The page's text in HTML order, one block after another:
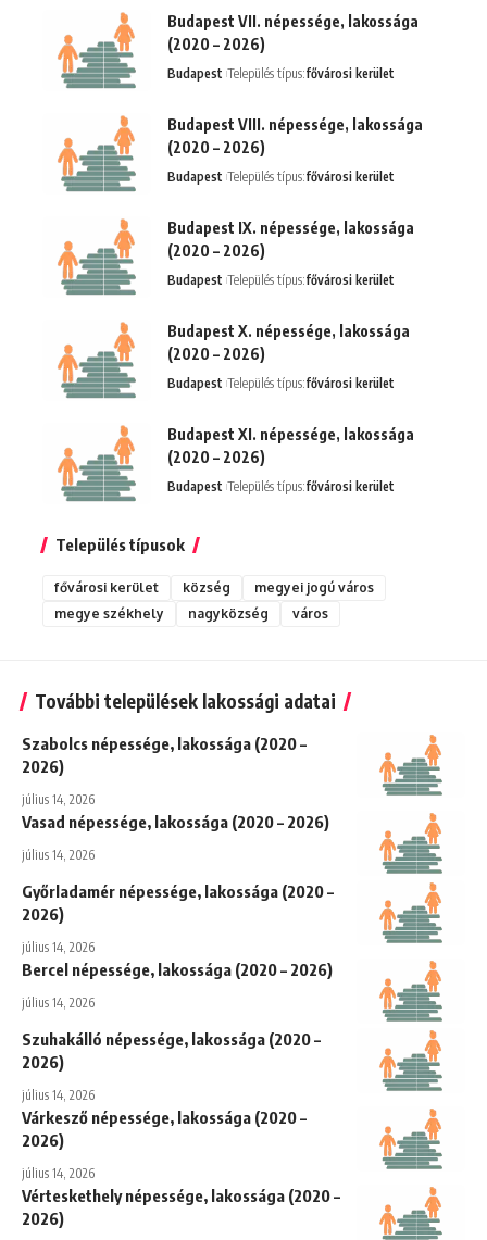
Budapest VII. népessége, lakossága
(2020 – 2026)
Budapest Település típus:fővárosi kerület
Budapest VIII. népessége, lakossága
(2020 – 2026)
Budapest Település típus:fővárosi kerület
Budapest IX. népessége, lakossága
(2020 – 2026)
Budapest Település típus:fővárosi kerület
Budapest X. népessége, lakossága
(2020 – 2026)
Budapest Település típus:fővárosi kerület
Budapest XI. népessége, lakossága
(2020 – 2026)
Budapest Település típus:fővárosi kerület
Település típusok
fővárosi kerület község
megyei jogú város
megye székhely
nagyközség város
További települések lakossági adatai
Szabolcs népessége, lakossága (2020 –
2026)
július 14, 2026
Vasad népessége, lakossága (2020 – 2026)
július 14, 2026
Győrladamér népessége, lakossága (2020 –
2026)
július 14, 2026
Bercel népessége, lakossága (2020 – 2026)
július 14, 2026
Szuhakálló népessége, lakossága (2020 –
2026)
július 14, 2026
Várkesző népessége, lakossága (2020 –
2026)
július 14, 2026
Vérteskethely népessége, lakossága (2020 –
2026)